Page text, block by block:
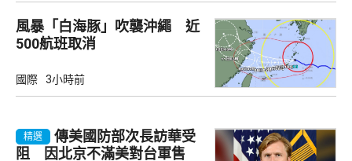
風暴「白海豚」吹襲沖繩 近
500航班取消
國際 3小時前
精選
傳美國防部次長訪華受
阻 因北京不滿美對台軍售